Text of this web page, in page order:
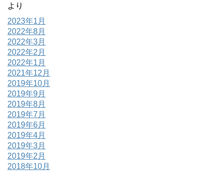
より
2023年1月
2022年8月
2022年3月
2022年2月
2022年1月
2021年12月
2019年10月
2019年9月
2019年8月
2019年7月
2019年6月
2019年4月
2019年3月
2019年2月
2018年10月